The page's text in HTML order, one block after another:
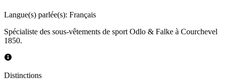
Langue(s) parlée(s): Français
Spécialiste des sous-vêtements de sport Odlo & Falke à Courchevel
1850.
Distinctions